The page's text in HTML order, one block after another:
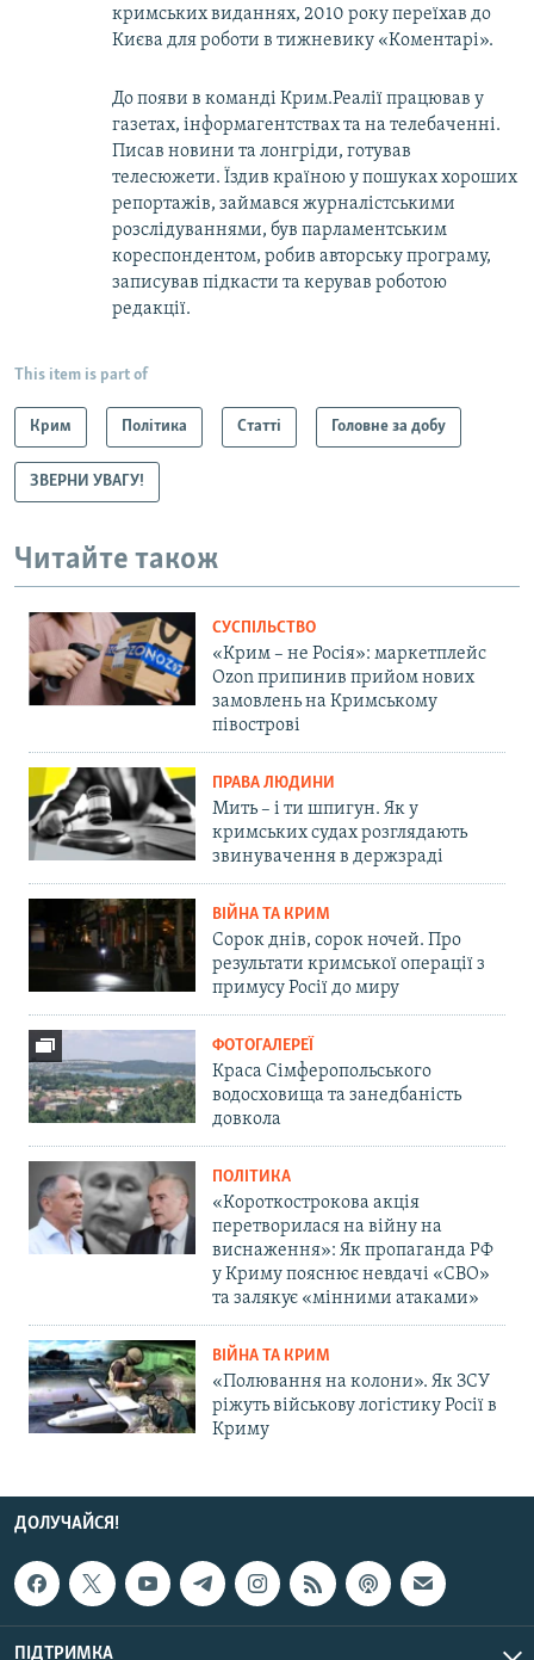
кримських виданнях, 2010 року переїхав до
Києва для роботи в тижневику «Коментарі».
До появи в команді Крим.Реалії працював у
газетах, інформагентствах та на телебаченні.
Писав новини та лонгріди, готував
телесюжети. Їздив країною у пошуках хороших
репортажів, займався журналістськими
розслідуваннями, був парламентським
кореспондентом, робив авторську програму,
записував підкасти та керував роботою
редакції.
This item is part of
Крим Політика Статті Головне за добу
ЗВЕРНИ УВАГУ!
Читайте також
СУСПІЛЬСТВО
«Крим – не Росія»: маркетплейс
Ozon припинив прийом нових
замовлень на Кримському
півострові
ПРАВА ЛЮДИНИ
Мить – і ти шпигун. Як у
кримських судах розглядають
звинувачення в держзраді
ВІЙНА ТА КРИМ
Сорок днів, сорок ночей. Про
результати кримської операції з
примусу Росії до миру
ФОТОГАЛЕРЕЇ
Краса Сімферопольського
водосховища та занедбаність
довкола
ПОЛІТИКА
«Короткострокова акція
перетворилася на війну на
виснаження»: Як пропаганда РФ
у Криму пояснює невдачі «СВО»
та залякує «мінними атаками»
ВІЙНА ТА КРИМ
«Полювання на колони». Як ЗСУ
ріжуть військову логістику Росії в
Криму
ДОЛУЧАЙСЯ!
ПІДТРИМКА